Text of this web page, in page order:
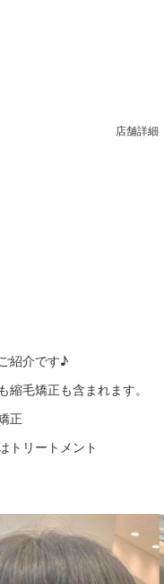
店舗詳細
紹介です♪
毛矯正も含まれます。
正
トリートメント